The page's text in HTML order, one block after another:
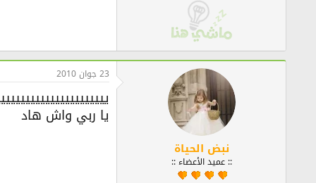
نبض الحياة
:: عميد الأعضاء ::
23 جوان 2010
يا ربي واش هاد